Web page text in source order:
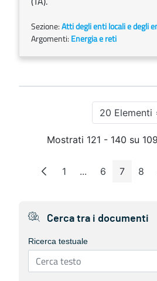
Sezione:Atti degli enti locali e degli
Argomenti: Energia e reti
20 Elementi
Per
Mostrati 121 - 140 su
Pagina
1 ...PaginePagina
6 Pagina
7 8
Cerca tra i documenti
Ricerca testuale